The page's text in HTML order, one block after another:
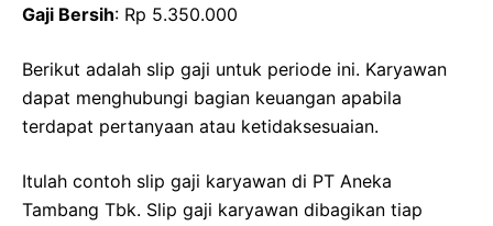
Gaji Bersih: Rp 5.350.000
Berikut adalah slip gaji untuk periode ini. Karyawan
dapat menghubungi bagian keuangan apabila
terdapat pertanyaan atau ketidaksesuaian.
Itulah contoh slip gaji karyawan di PT Aneka
Tambang Tbk. Slip gaji karyawan dibagikan tiap